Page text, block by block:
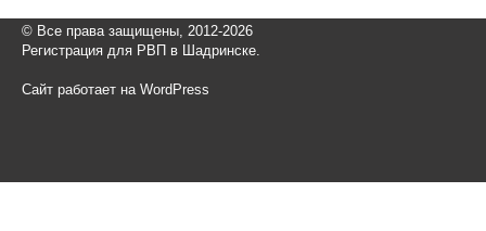
© Все права защищены, 2012-2026
Регистрация для РВП в Шадринске.
Сайт работает на WordPress